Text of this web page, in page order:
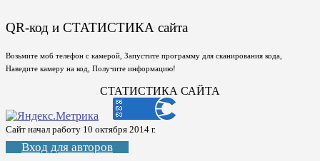
QR-код и СТАТИСТИКА сайта
Возьмите моб телефон с камерой, Запустите программу для сканирования кода,
Наведите камеру на код, Получите информацию!
СТАТИСТИКА САЙТА
Сайт начал работу 10 октября 2014 г.
Вход для авторов